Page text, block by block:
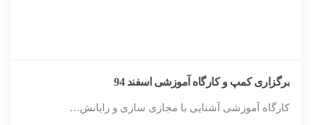
برگزاری کمپ و کارگاه آموزشی اسفند 94
کارگاه آموزشی آشنایی با مجازی سازی و رایانش…